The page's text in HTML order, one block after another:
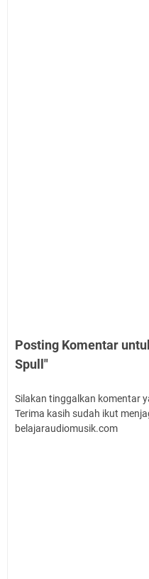
Posting Komentar
Spull"
Silakan tinggalkan komentar
Terima kasih sudah ikut
belajaraudiomusik.com